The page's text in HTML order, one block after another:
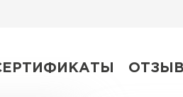
Утеплитель